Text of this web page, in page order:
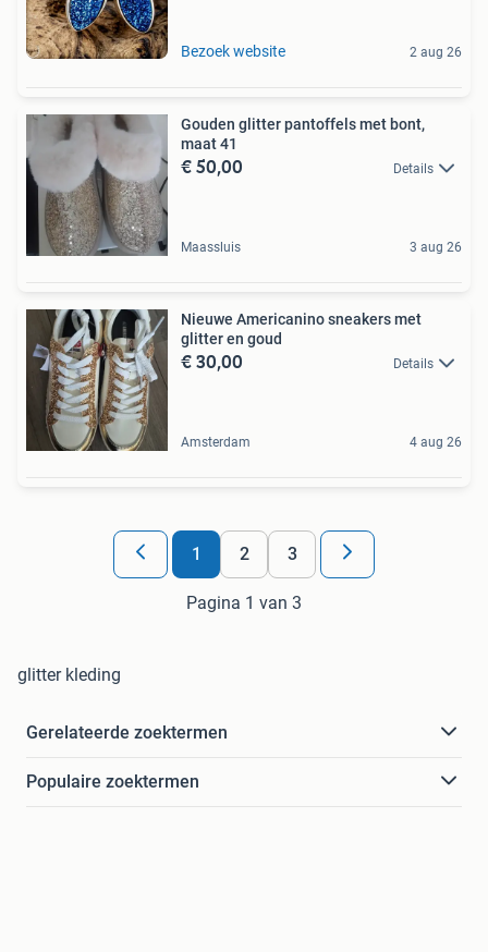
Bezoek website 2 aug 26
Gouden glitter pantoffels met bont,
maat 41
€ 50,00 Details
Maassluis 3 aug 26
Nieuwe Americanino sneakers met
glitter en goud
€ 30,00 Details
Amsterdam 4 aug 26
1 2 3
Pagina 1 van 3
glitter kleding
Gerelateerde zoektermen
Populaire zoektermen